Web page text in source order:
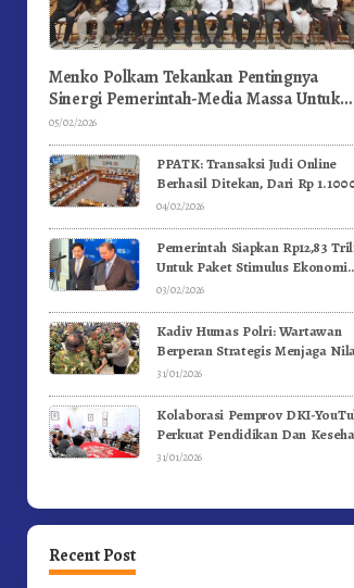
Menko Polkam Tekankan Pentingnya
Sinergi Pemerintah-Media Massa Untuk
Jaga Stabilitas Bangsa
05/02/2026
PPATK: Transaksi Judi Online
Berhasil Ditekan, Dari Rp
Triliun Menjadi Rp 268 Triliun
04/02/2026
Pemerintah Siapkan Rp12,83
Untuk Paket Stimulus Ekonomi
Kuartal I-2026
03/02/2026
Kadiv Humas Polri: Wartawan
Berperan Strategis Menjaga
Kebangsaan, Demokrasi, dan
31/01/2026
Kolaborasi Pemprov DKI-
Perkuat Pendidikan Dan
Mental
31/01/2026
Recent Post